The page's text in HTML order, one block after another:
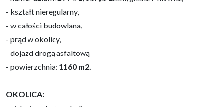
- kształt nieregularny,
- w całości budowlana,
- prąd w okolicy,
- dojazd drogą asfaltową
- powierzchnia: 1160 m2.
OKOLICA: